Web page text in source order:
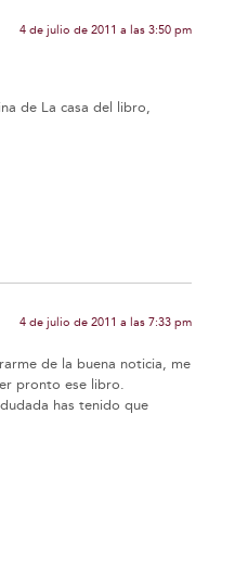
4 de julio de 2011 a las 3:50 pm
de La casa del libro,
4 de julio de 2011 a las 7:33 pm
de la buena noticia, me
pronto ese libro.
has tenido que